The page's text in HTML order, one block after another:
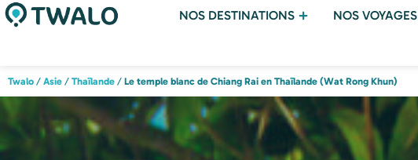
NOS DESTINATIONS NOS VOYAGES
Twalo / Asie / Thaïlande / Le temple blanc de Chiang Rai en Thaïlande (Wat Rong Khun)